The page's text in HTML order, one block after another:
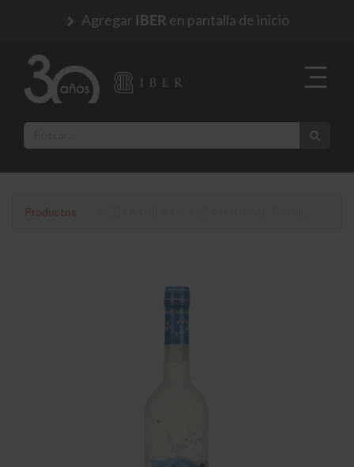
Agregar IBER en pantalla de inicio
Productos